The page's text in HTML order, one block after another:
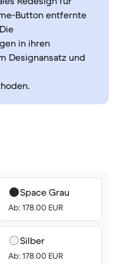
Button entfernte
in ihren
Designansatz und
Space Grau
Ab: 178.00 EUR
Silber
Ab: 178.00 EUR